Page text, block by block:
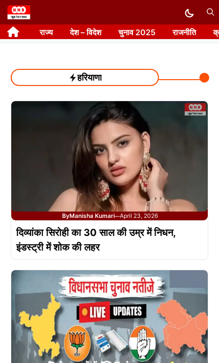
Skip
to
content राज्य देश – विदेश चुनाव 2025 राजनीति
हरियाणा
ByManisha Kumari—April 23, 2026
दिव्यांका सिरोही का 30 साल की उम्र में निधन,
इंडस्ट्री में शोक की लहर